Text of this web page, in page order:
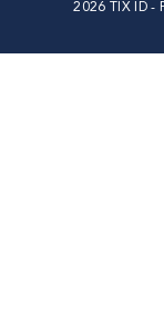
2026 TIX ID -